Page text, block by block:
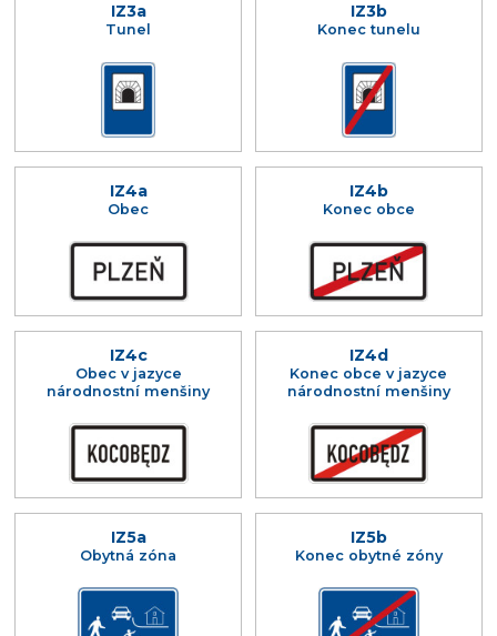
IZ3a
Tunel
IZ3b
Konec tunelu
IZ4a
Obec
IZ4b
Konec obce
IZ4c
Obec v jazyce
národnostní menšiny
IZ4d
Konec obce v jazyce
národnostní menšiny
IZ5a
Obytná zóna
IZ5b
Konec obytné zóny